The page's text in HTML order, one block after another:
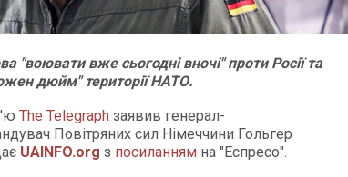
"воювати вже сьогодні вночі" проти Росії та
дюйм" території НАТО.
The Telegraph заявив генерал-
Повітряних сил Німеччини Гольгер
UAINFO.org з посиланням на "Еспресо".